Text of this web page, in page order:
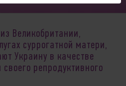
Великобритании,
суррогатной матери,
Украину в качестве
репродуктивного